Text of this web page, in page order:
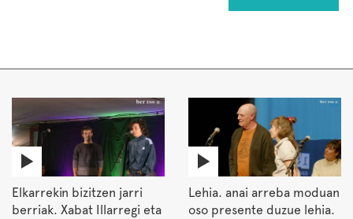
Elkarrekin bizitzen jarri
berriak. Xabat Illarregi eta
Lehia. anai arreba moduan
oso presente duzue lehia.